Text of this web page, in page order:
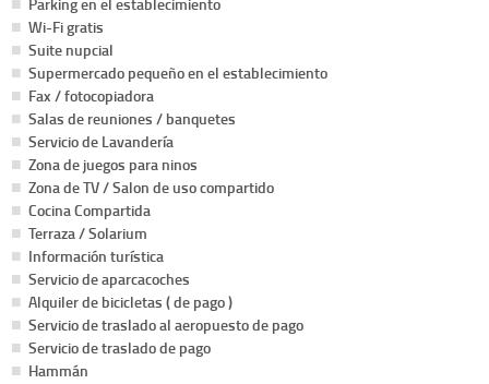
Wi-Fi gratis
Suite nupcial
Supermercado pequeño en el establecimiento
Fax / fotocopiadora
Salas de reuniones / banquetes
Servicio de Lavandería
Zona de juegos para ninos
Zona de TV / Salon de uso compartido
Cocina Compartida
Terraza / Solarium
Información turística
Servicio de aparcacoches
Alquiler de bicicletas ( de pago )
Servicio de traslado al aeropuesto de pago
Servicio de traslado de pago
Hammán